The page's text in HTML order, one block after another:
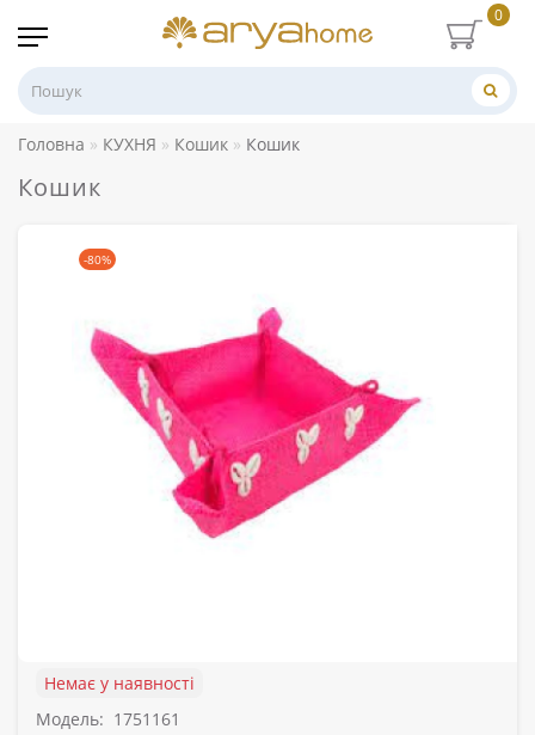
0
Головна КУХНЯ Кошик Кошик
Кошик
-80%
Немає у наявності
Модель: 1751161